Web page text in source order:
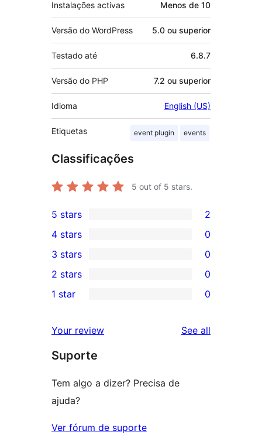
Instalações activas Menos de 10
Versão do WordPress 5.0 ou superior
Testado até 6.8.7
Versão do PHP 7.2 ou superior
Idioma English (US)
Etiquetas event plugin events
Classificações
5 out of 5 stars.
2
5-
star
reviews
5 stars 2
4-
star
reviews
4 stars 0
0
3-
star
3 stars 0
2-
reviews
2 stars 0
star
reviews
1 star 0
Your review See all
Suporte
Tem algo a dizer? Precisa de
ajuda?
Ver fórum de suporte